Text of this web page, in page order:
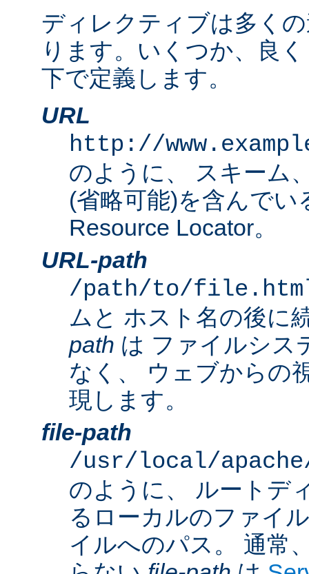
ディレクティブは多く
ります。いくつか、良
下で定義します。
URL
http://
のように、 スキーム
(省略可能)を含んでい
Resource Locator。
URL-path
/path/to/
ムと ホスト名の後に
path は ファイルシス
なく、 ウェブからの
現します。
file-path
/usr/local/
のように、 ルートデ
るローカルのファイ
イルへのパス。 通常